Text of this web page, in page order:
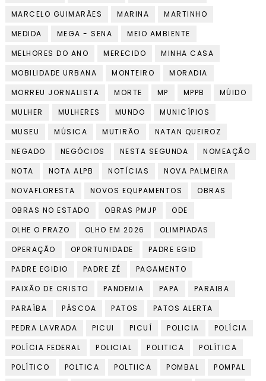
MARCELO GUIMARÃES
MARINA
MARTINHO
MEDIDA
MEGA - SENA
MEIO AMBIENTE
MELHORES DO ANO
MERECIDO
MINHA CASA
MOBILIDADE URBANA
MONTEIRO
MORADIA
MORREU JORNALISTA
MORTE MP MPPB
MÚIDO
MULHER
MULHERES MUNDO
MUNICÍPIOS
MUSEU
MÚSICA MUTIRÃO
NATAN QUEIROZ
NEGADO
NEGÓCIOS NESTA SEGUNDA
NOMEAÇÃO
NOTA
NOTA ALPB NOTÍCIAS
NOVA PALMEIRA
NOVAFLORESTA
NOVOS EQUPAMENTOS
OBRAS
OBRAS NO ESTADO
OBRAS PMJP
ODE
OLHE O PRAZO
OLHO EM 2026
OLIMPIADAS
OPERAÇÃO
OPORTUNIDADE
PADRE EGID
PADRE EGIDIO
PADRE ZÉ
PAGAMENTO
PAIXÃO DE CRISTO
PANDEMIA PAPA
PARAIBA
PARAÍBA
PÁSCOA PATOS
PATOS ALERTA
PEDRA LAVRADA
PICUI PICUÍ POLICIA
POLÍCIA
POLÍCIA FEDERAL
POLICIAL POLITICA
POLÍTICA
POLÍTICO
POLTICA POLTIICA POMBAL
POMPAL